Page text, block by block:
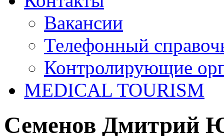
Вакансии
Телефонный
Контролирующие
MEDICAL TOURISM
Семенов Дмитрий